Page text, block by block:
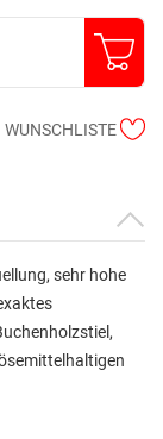
WUNSCHLISTE
sehr hohe